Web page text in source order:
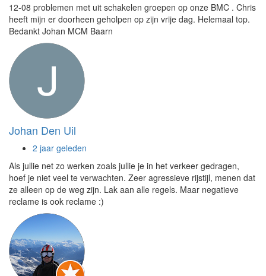
12-08 problemen met uit schakelen groepen op onze BMC . Chris
heeft mijn er doorheen geholpen op zijn vrije dag. Helemaal top.
Bedankt Johan MCM Baarn
Johan Den Uil
2 jaar geleden
Als jullie net zo werken zoals jullie je in het verkeer gedragen,
hoef je niet veel te verwachten. Zeer agressieve rijstijl, menen dat
ze alleen op de weg zijn. Lak aan alle regels. Maar negatieve
reclame is ook reclame :)